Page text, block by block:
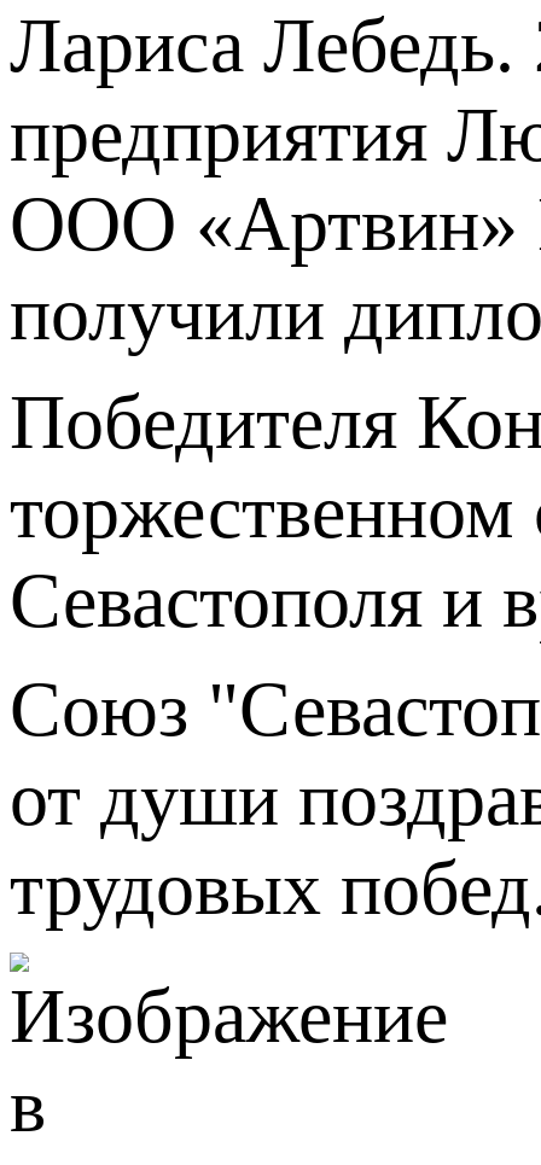
Лариса Лебедь.
предприятия
ООО «Артвин»
получили
Победителя
Севастополя и
Союз
от души
трудовых